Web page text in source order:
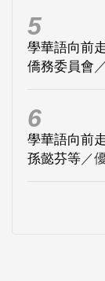
5
學華語向前
僑務委員會
6
學華語向前
孫懿芬等／